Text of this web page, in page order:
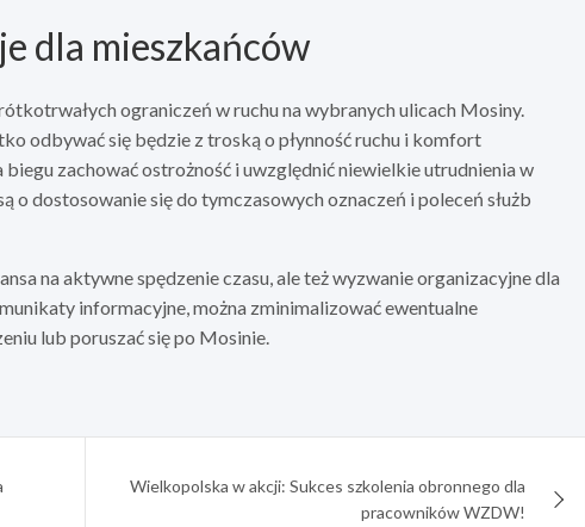
dla mieszkańców
ograniczeń w ruchu na wybranych ulicach Mosiny.
odbywać się będzie z troską o płynność ruchu i komfort
zachować ostrożność i uwzględnić niewielkie utrudnienia w
o dostosowanie się do tymczasowych oznaczeń i poleceń służb
na aktywne spędzenie czasu, ale też wyzwanie organizacyjne dla
informacyjne, można zminimalizować ewentualne
lub poruszać się po Mosinie.
Wielkopolska w akcji: Sukces szkolenia obronnego dla
pracowników WZDW!